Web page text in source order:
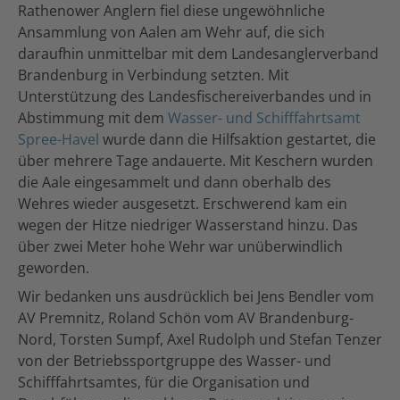
Rathenower Anglern fiel diese ungewöhnliche
Ansammlung von Aalen am Wehr auf, die sich
daraufhin unmittelbar mit dem Landesanglerverband
Brandenburg in Verbindung setzten. Mit
Unterstützung des Landesfischereiverbandes und in
Abstimmung mit dem Wasser- und Schifffahrtsamt
Spree-Havel wurde dann die Hilfsaktion gestartet, die
über mehrere Tage andauerte. Mit Keschern wurden
die Aale eingesammelt und dann oberhalb des
Wehres wieder ausgesetzt. Erschwerend kam ein
wegen der Hitze niedriger Wasserstand hinzu. Das
über zwei Meter hohe Wehr war unüberwindlich
geworden.
Wir bedanken uns ausdrücklich bei Jens Bendler vom
AV Premnitz, Roland Schön vom AV Brandenburg-
Nord, Torsten Sumpf, Axel Rudolph und Stefan Tenzer
von der Betriebssportgruppe des Wasser- und
Schifffahrtsamtes, für die Organisation und